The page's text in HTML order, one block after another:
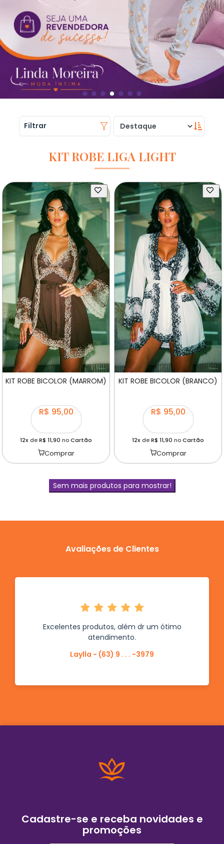
Filtrar
KIT ROBE LIGA LIGHT
KIT ROBE BICOLOR (MARROM)
R$ 95,00
12x deR$ 11,90 noCartão
Comprar
KIT ROBE BICOLOR (BRANCO)
R$ 95,00
12x deR$ 11,90 noCartão
Comprar
Sem mais produtos para mostrar!
Avaliações de Clientes
Excelentes produtos, além dr um ótimo
atendimento.
Laylla - (63) 9 . . . -3979
Cadastre-se e receba novidades e
promoções